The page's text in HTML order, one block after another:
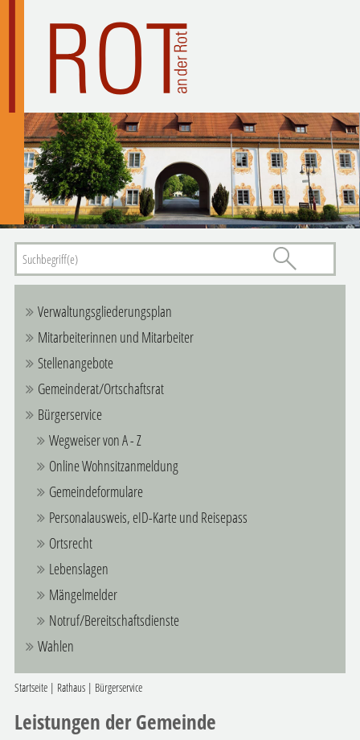
Verwaltungsgliederungsplan
Mitarbeiterinnen und Mitarbeiter
Stellenangebote
Gemeinderat/Ortschaftsrat
Bürgerservice
Wegweiser von A - Z
Online Wohnsitzanmeldung
Gemeindeformulare
Personalausweis, eID-Karte und Reisepass
Ortsrecht
Lebenslagen
Mängelmelder
Notruf/Bereitschaftsdienste
Wahlen
Startseite| Rathaus| Bürgerservice
Leistungen der Gemeinde